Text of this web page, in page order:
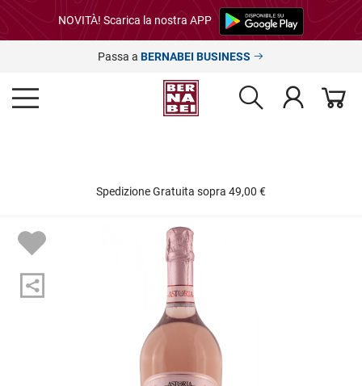
NOVITÀ! Scarica la nostra APP
Passa a BERNABEI BUSINESS
Spedizione Gratuita sopra 49,00 €